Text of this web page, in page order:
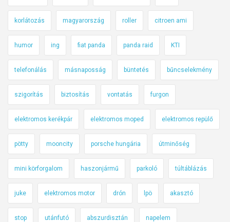
korlátozás magyarország roller citroen ami
humor ing fiat panda panda raid KTI
telefonálás másnaposság büntetés bűncselekmény
szigorítás biztosítás vontatás furgon
elektromos kerékpár elektromos moped elektromos repülő
pötty mooncity porsche hungária útminőség
mini körforgalom haszonjármű parkoló túltáblázás
juke elektromos motor drón lpö akasztó
stop utánfutó abszurdisztán napelem